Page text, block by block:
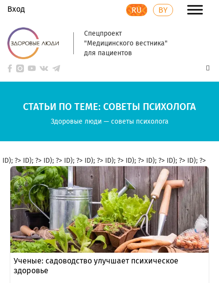
Вход RU BY
Спецпроект
"Медицинского вестника"
для пациентов
СТАТЬИ ПО ТЕМЕ: СОВЕТЫ ПСИХОЛОГА
Здоровые люди — советы психолога
ID); ?>
Ученые: садоводство улучшает психическое
здоровье
ID); ?> ID); ?> ID); ?> ID); ?> ID); ?> ID); ?> ID); ?> ID); ?> ID); ?>